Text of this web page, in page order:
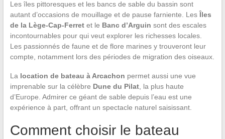
Les îles pittoresques et les bancs de sable du bassin sont
autant d’occasions de mouillage et de pause farniente. Les Îles
de la Lège-Cap-Ferretet le Banc d’Arguin sont des escales
incontournables pour qui veut explorer les richesses locales.
Les passionnés de faune et de flore marines y trouveront leur
compte, notamment lors des périodes de migration des oiseaux.
La location de bateau à Arcachon permet aussi une vue
imprenable sur la célèbre Dune du Pilat, la plus haute
d’Europe. Admirer ce géant de sable depuis l’eau est une
expérience à part, offrant un spectacle naturel saisissant.
Comment choisir le bateau